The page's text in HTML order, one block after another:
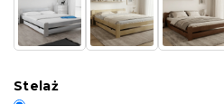
Stelaż